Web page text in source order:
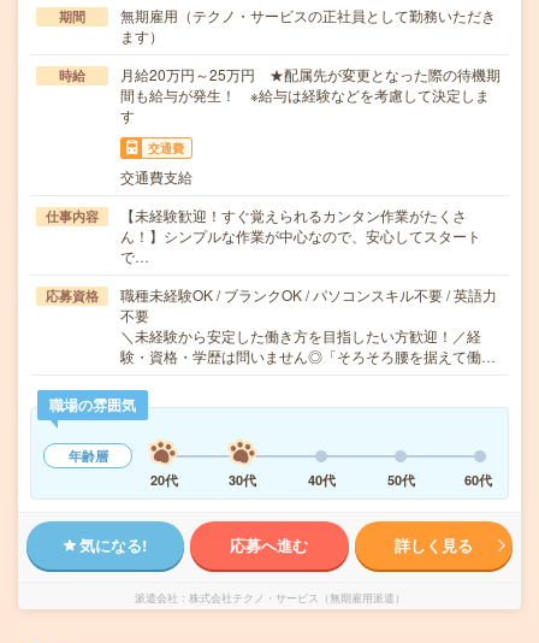
期間
無期雇用（テクノ・サービスの正社員として勤務いただき
ます）
時給
月給20万円～25万円 ★配属先が変更となった際の待機期
間も給与が発生！ ※給与は経験などを考慮して決定しま
す
交通費
交通費支給
仕事内容
【未経験歓迎！すぐ覚えられるカンタン作業がたくさ
ん！】シンプルな作業が中心なので、安心してスタート
で…
応募資格
職種未経験OK / ブランクOK / パソコンスキル不要 / 英語力
不要
＼未経験から安定した働き方を目指したい方歓迎！／経
験・資格・学歴は問いません◎「そろそろ腰を据えて働…
職場の雰囲気
年齢層
20代
30代 40代 50代 60代
気になる! 応募へ進む 詳しく見る
派遣会社 株式会社テクノ・サービス（無期雇用派遣）